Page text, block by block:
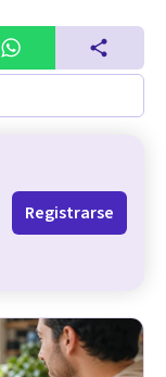
Registrarse